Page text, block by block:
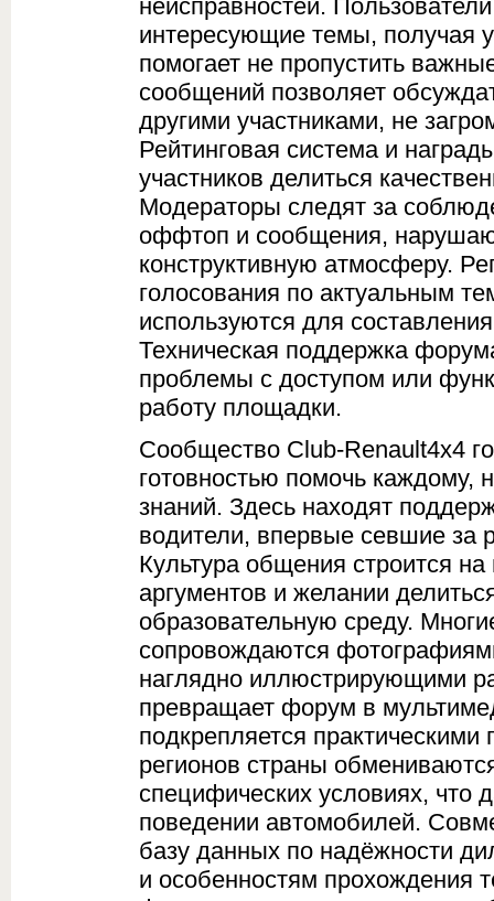
неисправностей.
интересующие темы, получая
помогает не пропустить
сообщений позволяет
другими участниками, не
Рейтинговая система и
участников делиться
Модераторы следят за
оффтоп и сообщения,
конструктивную атмосферу.
голосования по актуальным
используются для
Техническая поддержка
проблемы с доступом или
работу площадки.
Сообщество Club-Renault4x4
готовностью помочь каждому,
знаний. Здесь находят
водители, впервые севшие за
Культура общения строится
аргументов и желании
образовательную среду.
сопровождаются
наглядно иллюстрирующими
превращает форум в
подкрепляется
регионов страны
специфических условиях, что
поведении автомобилей.
базу данных по надёжности
и особенностям прохождения